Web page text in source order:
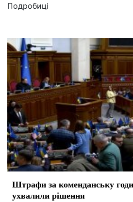
Подробиці
Штрафи за коменданську
ухвалили рішення